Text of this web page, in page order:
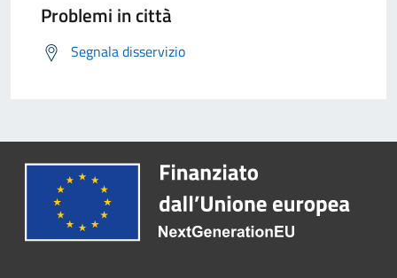
Problemi in città
Segnala disservizio